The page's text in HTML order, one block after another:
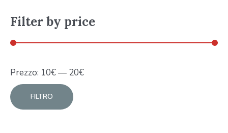
Filter by price
FILTRO
Prezzo: 10€— 20€